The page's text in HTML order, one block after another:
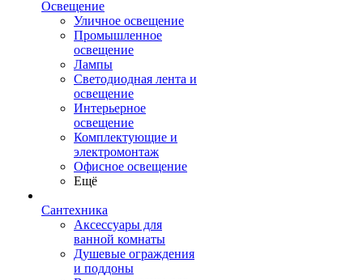
Освещение
Уличное освещение
Промышленное
освещение
Лампы
Светодиодная лента и
освещение
Интерьерное
освещение
Комплектующие и
электромонтаж
Офисное освещение
Ещё
Сантехника
Аксессуары для
ванной комнаты
Душевые ограждения
и поддоны